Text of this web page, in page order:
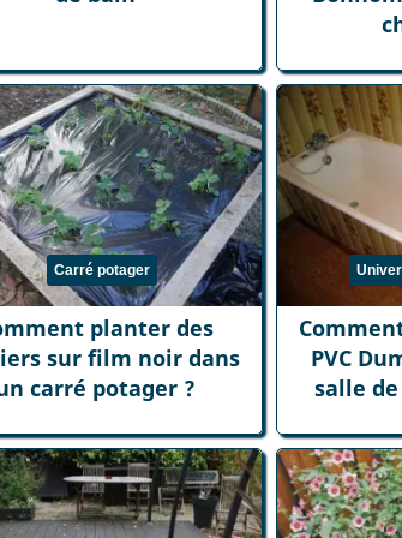
Carré potager
planter des
sur film noir dans
carré potager ?
PVC
salle